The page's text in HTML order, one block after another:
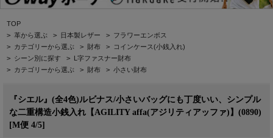
TOP
> 革から選ぶ > 日本製レザー > フラワーエンボス
> カテゴリーから選ぶ > 財布 > コインケース(小銭入れ)
> シーン別に探す > L字ファスナー財布
> カテゴリーから選ぶ > 財布 > 小さい財布
『シエル』(全4色)ルビナス/小さいバッグにも丁度いい、シンプル
な二重構造小銭入れ【AGILITY affa(アジリティアッファ)】(0890)
[M便 4/5]